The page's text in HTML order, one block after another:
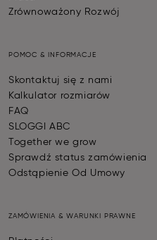
Zrównoważony Rozwój
POMOC & INFORMACJE
Skontaktuj się z nami
Kalkulator rozmiarów
FAQ
SLOGGI ABC
Together we grow
Sprawdź status zamówienia
Odstąpienie Od Umowy
ZAMÓWIENIA & WARUNKI PRAWNE